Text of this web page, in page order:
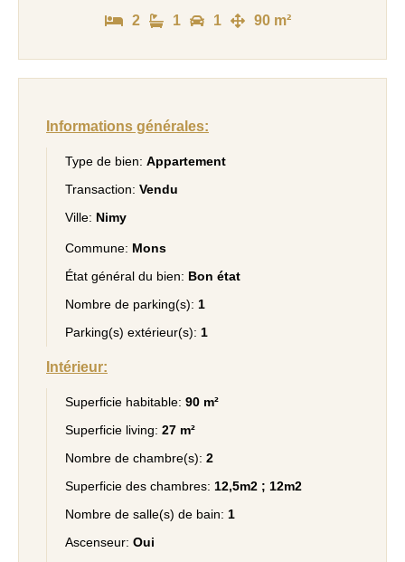
2 1 1 90 m²
Informations générales:
Type de bien: Appartement
Transaction: Vendu
Ville: Nimy
Commune: Mons
État général du bien: Bon état
Nombre de parking(s): 1
Parking(s) extérieur(s): 1
Intérieur:
Superficie habitable: 90 m²
Superficie living: 27 m²
Nombre de chambre(s): 2
Superficie des chambres: 12,5m2 ; 12m2
Nombre de salle(s) de bain: 1
Ascenseur: Oui